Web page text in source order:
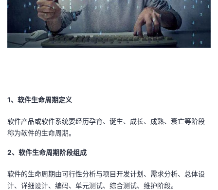
博
客
的
论
我
的
我
播
活
动
的
关
注
我
的
开
发
我
的
Programs
我
的
1、软件生命周期定义
软件产品或软件系统要经历孕育、诞生、成长、成熟、衰亡等阶段
称为软件的生命周期。
2、软件生命周期阶段组成
软件的生命周期由可行性分析与项目开发计划、需求分析、总体设
计、详细设计、编码、单元测试、综合测试、维护阶段。